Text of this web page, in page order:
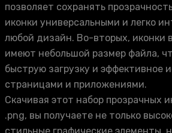
позволяет сохранять
иконки универсальными и легко
любой дизайн. Во-вторых, иконки
имеют небольшой размер файла,
быструю загрузку и эффективное
страницами и приложениями.
Скачивая этот набор прозрачных
.png, вы получаете не только